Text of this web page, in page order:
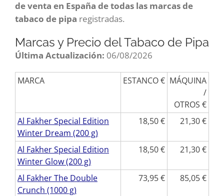
de venta en España de todas las marcas de
tabaco de pipa registradas.
Marcas y Precio del Tabaco de Pipa
Última Actualización: 06/08/2026
MARCA ESTANCO
MÁQUINA
/
OTROS
Al Fakher Special Edition
Winter Dream (200 g)
18,50 21,30
Al Fakher Special Edition
Winter Glow (200 g)
18,50 21,30
Al Fakher The Double
Crunch (1000 g)
73,95 85,05